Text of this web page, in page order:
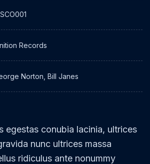
egestas conubia lacinia, ultrices
nunc ultrices massa
ridiculus ante nonummy
Records
Norton, Bill Janes